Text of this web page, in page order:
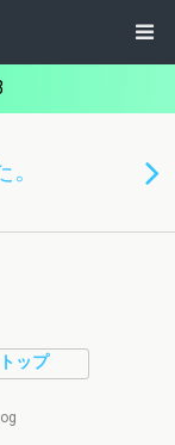
ップ